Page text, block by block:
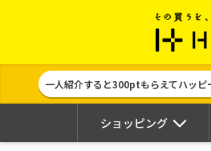
一人紹介すると300ptもらえてハッ
ショッピング